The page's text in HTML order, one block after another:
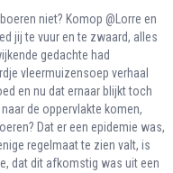
niet? Komop @Lorre en
jij te vuur en te zwaard, alles
gedachte had
vleermuizensoep verhaal
en nu dat ernaar blijkt toch
de oppervlakte komen,
Dat er een epidemie was,
regelmaat te zien valt, is
dat dit afkomstig was uit een